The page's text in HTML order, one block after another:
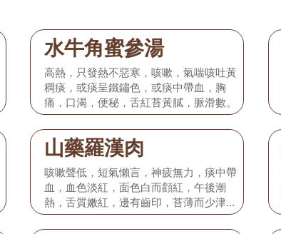
水牛角蜜參湯
高熱，只發熱不惡寒，咳嗽，氣喘咳吐黃
稠痰，或痰呈鐵鏽色，或痰中帶血，胸
痛，口渴，便秘，舌紅苔黃膩，脈滑數。
山藥羅漢肉
咳嗽聲低，短氣懶言，神疲無力，痰中帶
血，血色淡紅，面色白而顴紅，午後潮
熱，舌質嫩紅，邊有齒印，苔薄而少津，
脈細弱而數。